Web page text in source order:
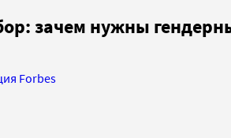
зачем нужны
Forbes